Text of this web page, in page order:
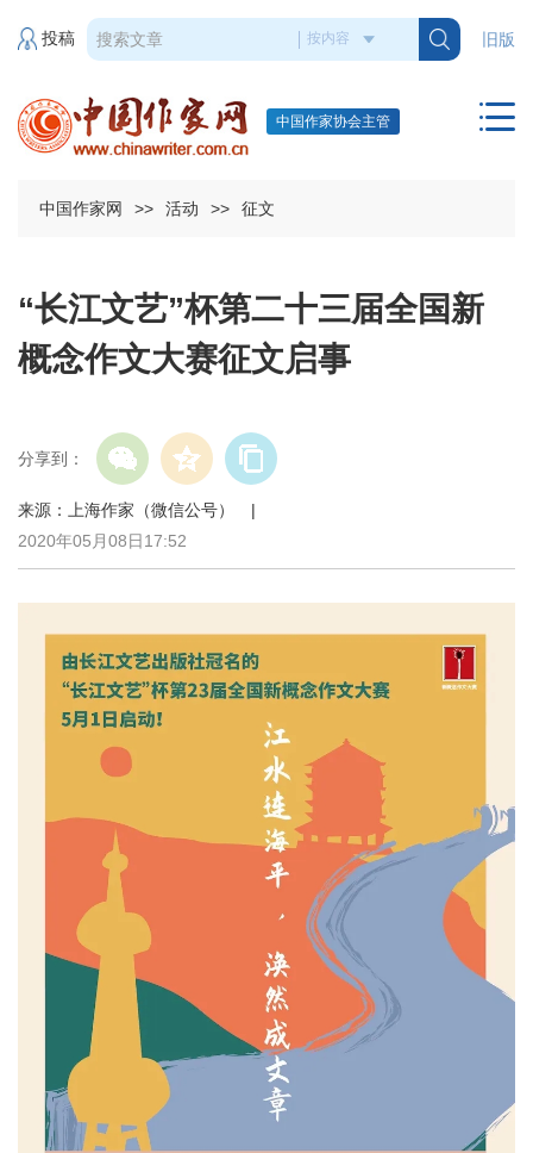
旧版
投稿
中国作家协会主管
中国作家网 >> 活动 >> 征文
“长江文艺”杯第二十三届全国新
概念作文大赛征文启事
分享到：
来源：上海作家（微信公号） |
2020年05月08日17:52